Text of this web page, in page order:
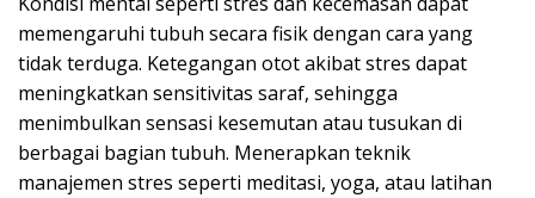
memengaruhi tubuh secara fisik dengan cara yang
tidak terduga. Ketegangan otot akibat stres dapat
meningkatkan sensitivitas saraf, sehingga
menimbulkan sensasi kesemutan atau tusukan di
berbagai bagian tubuh. Menerapkan teknik
manajemen stres seperti meditasi, yoga, atau latihan